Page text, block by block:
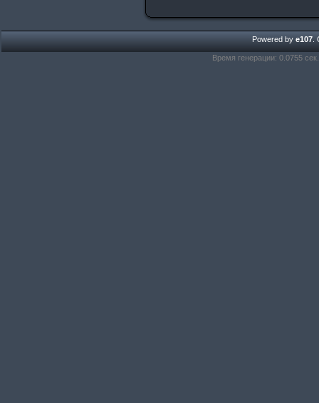
Powered by e107
Время генерации: 0.0755